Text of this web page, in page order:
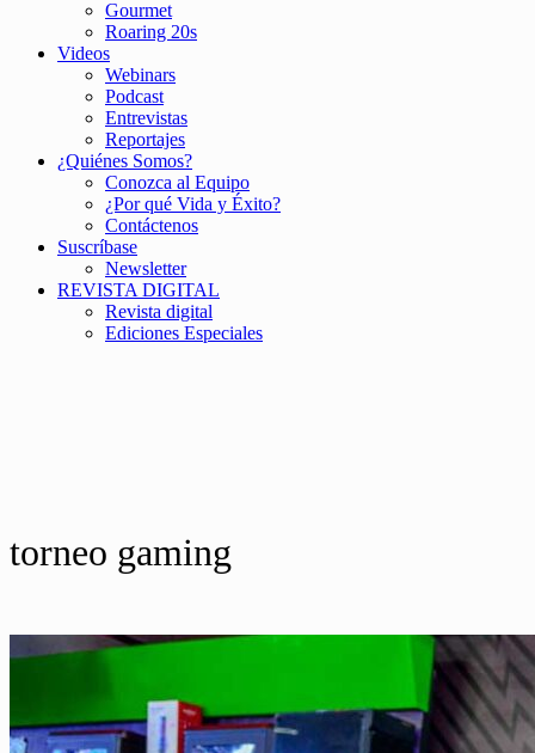
Gourmet
Roaring 20s
Videos
Webinars
Podcast
Entrevistas
Reportajes
¿Quiénes Somos?
Conozca al Equipo
¿Por qué Vida y Éxito?
Contáctenos
Suscríbase
Newsletter
REVISTA DIGITAL
Revista digital
Ediciones Especiales
torneo gaming